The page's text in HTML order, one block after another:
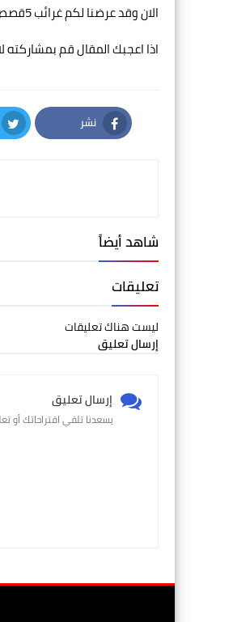
الان وقد عرضنا لكم غرائب 5قصص للخيانة الزوجية نتمنى متابعتنا لتشاهد المزيد من الغرائب على هذا الكوكب المثير
اذا اعجبك المقال قم
نشر
Facebook
شاهد أيضاً
تعليقات
ليست هناك تعليقات
إرسال تعليق
إرسال تعليق
يسعدنا تلقي اقتراحاتك أو